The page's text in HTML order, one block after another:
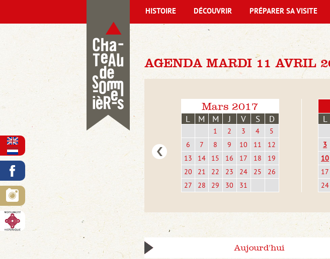
AGENDA MARDI 11 AVRIL
Mars 2017
L M M J V S D
1 2 3 4
5
6
7 8 9 10 11
12
13
14 15 16 17 18
19
20
21 22 23 24 25
26
27
28 29 30 31
L
3
10
17
24
Aujourd'hui
HISTOIRE DÉCOUVRIR PRÉPARER SA VISITE